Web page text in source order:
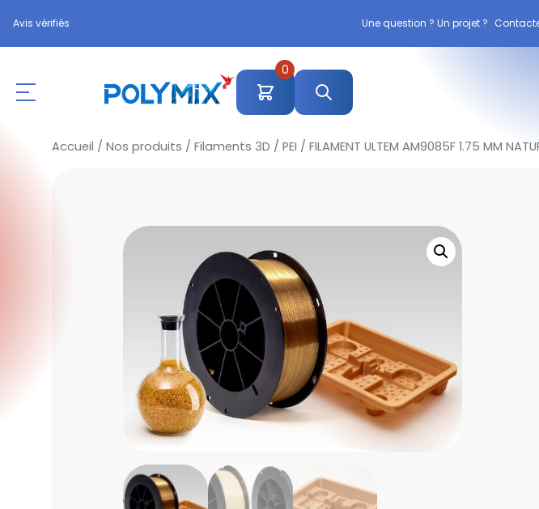
Avis vérifiés Une question ? Un projet ?
0
Accueil / Nos produits / Filaments 3D / PEI / FILAMENT ULTEM AM9085F 1.75 MM